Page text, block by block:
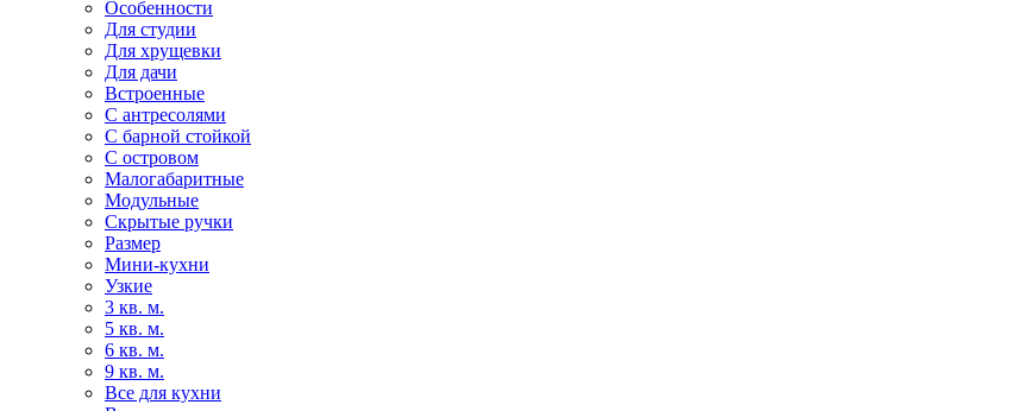
Особенности
Для студии
Для хрущевки
Для дачи
Встроенные
С антресолями
С барной стойкой
С островом
Малогабаритные
Модульные
Скрытые ручки
Размер
Мини-кухни
Узкие
3 кв. м.
5 кв. м.
6 кв. м.
9 кв. м.
Все для кухни